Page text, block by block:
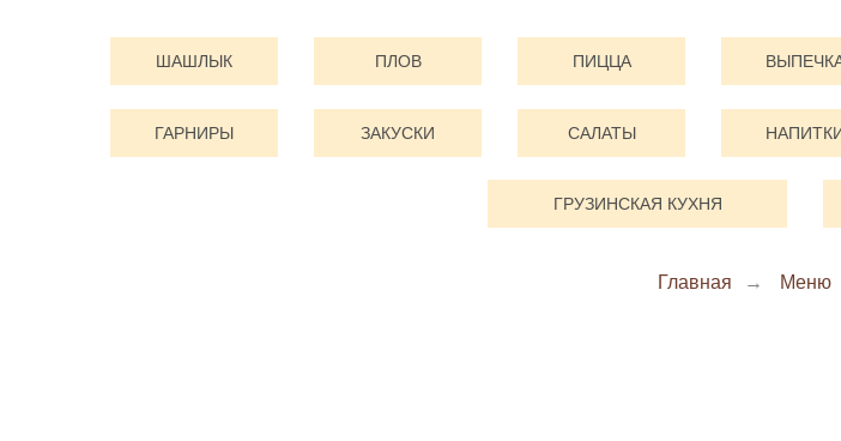
ШАШЛЫК ПЛОВ ПИЦЦА
САЛАТЫ
ГАРНИРЫ ЗАКУСКИ
ГРУЗИНСКАЯ КУХНЯ
Главная → Меню